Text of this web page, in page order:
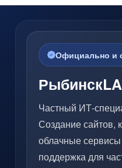
Официально и
Частный ИТ-
Создание сайтов,
облачные сервисы
поддержка для